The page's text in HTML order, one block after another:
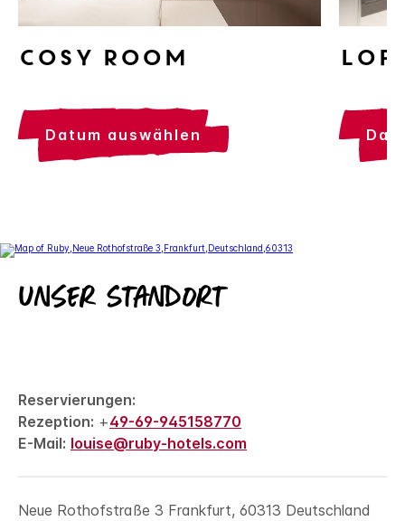
Cosy Room
datum auswählen
Unser Standort
Reservierungen:
Rezeption: +49-69-945158770
E-Mail: louise@ruby-hotels.com
Neue Rothofstraße 3 Frankfurt, 60313 Deutschland